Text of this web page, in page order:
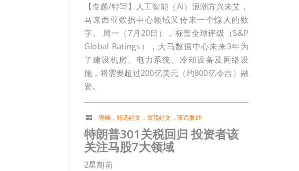
【专题/特写】人工智能（AI）浪潮方兴未艾，
马来西亚数据中心领域又传来一个惊人的数
字。 周一（7月20日），标普全球评级（S&P
Global Ratings），大马数据中心未来3年为
了建设机房、电力系统、冷却设备及网络设
施，将需要超过200亿美元（约800亿令吉）融
资。
專欄 ， 精选好文 ， 置顶好文 ， 茶话股经
特朗普301关税回归 投资者该
关注马股7大领域
2星期前